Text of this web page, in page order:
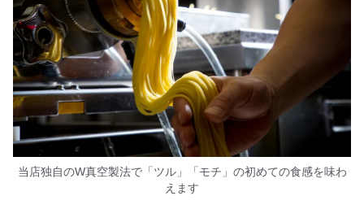
当店独自のW真空製法で「ツル」「モチ」の初めての食感を味わ
えます